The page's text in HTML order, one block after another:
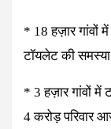
* 18 हज़ार गांवों
टॉयलेट की
* 3 हज़ार गांवों में
4 करोड़ परिवार